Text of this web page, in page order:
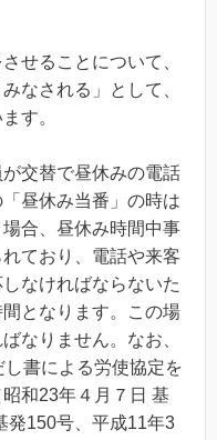
せることについて、
なされる」として、
す。
が交替で昼休みの電話
昼休み当番」の時は
合、昼休み時間中事
ており、電話や来客
なければならないた
となります。この場
なりません。なお、
書による労使協定を
和23年４月７日 基
発150号、平成11年3